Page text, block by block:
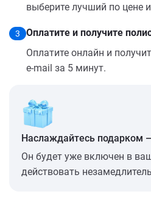
выберите лучший по цене
3
Оплатите и получите
Оплатите онлайн и
e-mail за 5 минут.
Наслаждайтесь подарком
Он будет уже включен в
действовать